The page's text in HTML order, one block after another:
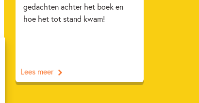
gedachten achter het boek en
hoe het tot stand kwam!
Lees meer